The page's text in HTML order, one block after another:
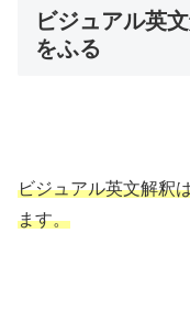
ビジュアル英
をふる
ビジュアル英文解釈
ます。